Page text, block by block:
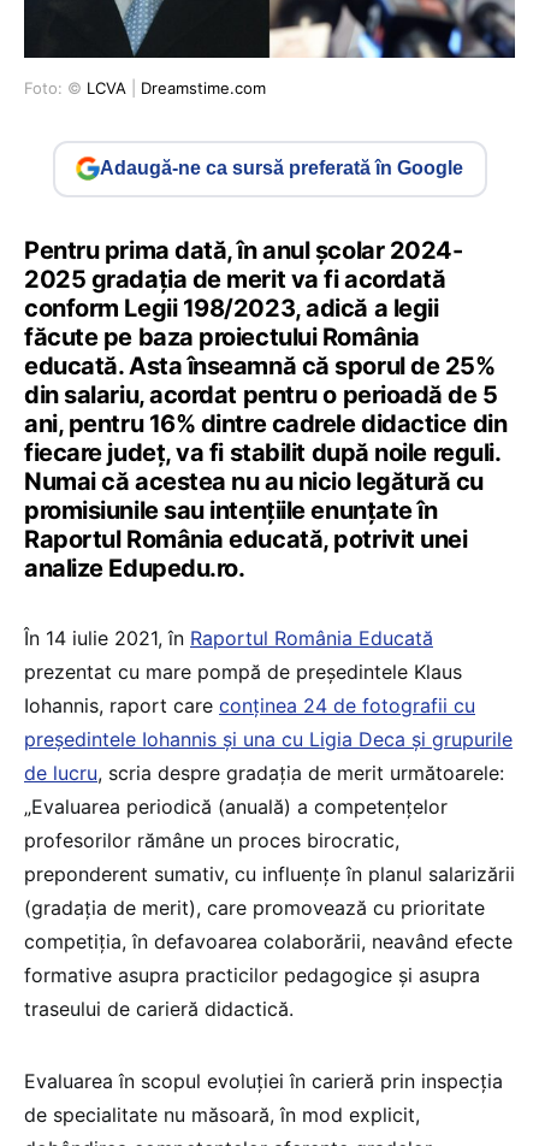
Foto: © LCVA Dreamstime.com
Adaugă-ne ca sursă preferată în Google
Pentru prima dată, în anul școlar 2024-
2025 gradația de merit va fi acordată
conform Legii 198/2023, adică a legii
făcute pe baza proiectului România
educată. Asta înseamnă că sporul de 25%
din salariu, acordat pentru o perioadă de 5
ani, pentru 16% dintre cadrele didactice din
fiecare județ, va fi stabilit după noile reguli.
Numai că acestea nu au nicio legătură cu
promisiunile sau intențiile enunțate în
Raportul România educată, potrivit unei
analize Edupedu.ro.
În 14 iulie 2021, în Raportul România Educată
prezentat cu mare pompă de președintele Klaus
Iohannis, raport care conținea 24 de fotografii cu
președintele Iohannis și una cu Ligia Deca și grupurile
de lucru, scria despre gradația de merit următoarele:
„Evaluarea periodică (anuală) a competențelor
profesorilor rămâne un proces birocratic,
preponderent sumativ, cu influențe în planul salarizării
(gradația de merit), care promovează cu prioritate
competiția, în defavoarea colaborării, neavând efecte
formative asupra practicilor pedagogice și asupra
traseului de carieră didactică.
Evaluarea în scopul evoluției în carieră prin inspecția
de specialitate nu măsoară, în mod explicit,